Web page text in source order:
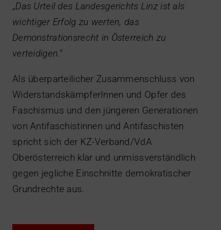
„Das Urteil des Landesgerichts Linz ist als
wichtiger Erfolg zu werten, das
Demonstrationsrecht in Österreich zu
verteidigen.“
Als überparteilicher Zusammenschluss von
WiderstandskämpferInnen und Opfer des
Faschismus und den jüngeren Generationen
von Antifaschistinnen und Antifaschisten
spricht sich der KZ-Verband/VdA
Oberösterreich klar und unmissverständlich
gegen jegliche Einschnitte demokratischer
Grundrechte aus.